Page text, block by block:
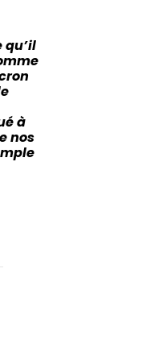
qu’il
à
nos